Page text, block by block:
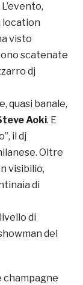
location
visto
scatenate
dj
quasi banale,
Aoki. E
il dj
Oltre
visibilio,
di
di
del
champagne